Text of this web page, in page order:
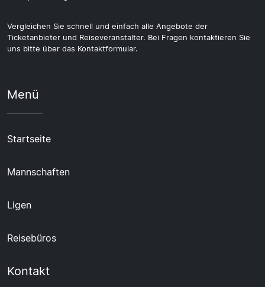
Vergleichen Sie schnell und einfach alle Angebote der
Ticketanbieter und Reiseveranstalter. Bei Fragen kontaktieren Sie
uns bitte über das Kontaktformular.
Menü
Startseite
Mannschaften
Ligen
Reisebüros
Kontakt